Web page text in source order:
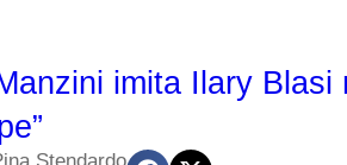
imita Ilary